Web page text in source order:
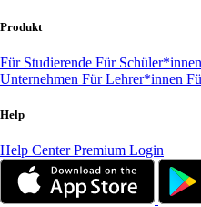
Produkt
Für Studierende Für Schüler*innen
Unternehmen Für Lehrer*innen
Help
Help CenterPremium Login